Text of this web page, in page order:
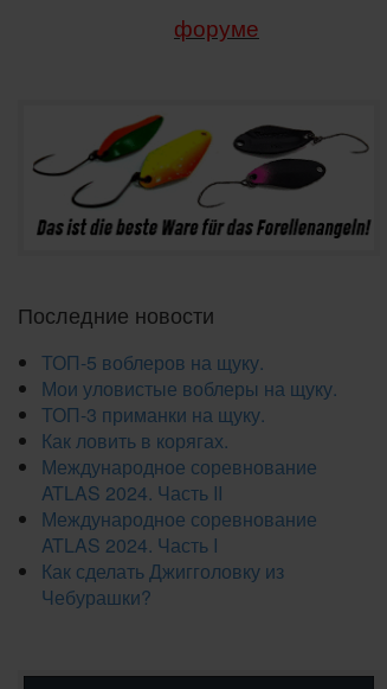
форуме
Последние новости
ТОП-5 воблеров на щуку.
Мои уловистые воблеры на щуку.
ТОП-3 приманки на щуку.
Как ловить в корягах.
Международное соревнование
ATLAS 2024. Часть II
Международное соревнование
ATLAS 2024. Часть I
Как сделать Джигголовку из
Чебурашки?